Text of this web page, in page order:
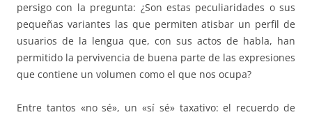
persigo con la pregunta: ¿Son estas peculiaridades o sus
pequeñas variantes las que permiten atisbar un perfil de
usuarios de la lengua que, con sus actos de habla, han
permitido la pervivencia de buena parte de las expresiones
que contiene un volumen como el que nos ocupa?
Entre tantos «no sé», un «sí sé» taxativo: el recuerdo de